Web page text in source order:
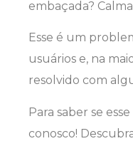
embaçada?
Esse é um
usuários e, na
resolvido com
Para saber se
conosco!